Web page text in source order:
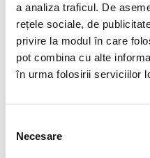
a analiza traficul. De
rețele sociale, de
privire la modul în care
pot combina cu alte
în urma folosirii serviciilor
consimțământului
Necesare
Poftă tare bună vă dorim!
Articolul precedent